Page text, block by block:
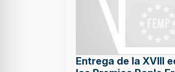
Entrega de la XVIII